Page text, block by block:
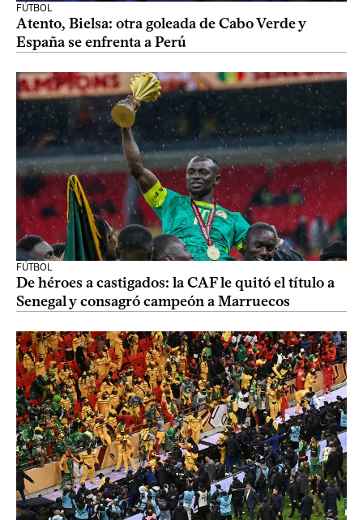
FÚTBOL
Atento, Bielsa: otra goleada de Cabo Verde y
España se enfrenta a Perú
FÚTBOL
De héroes a castigados: la CAF le quitó el título a
Senegal y consagró campeón a Marruecos